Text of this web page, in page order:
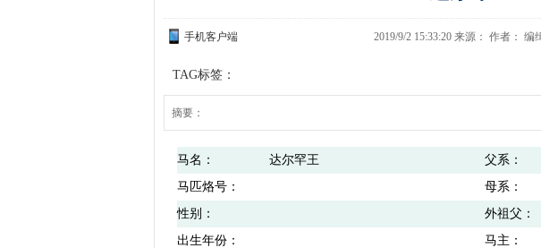
手机客户端 2019/9/2 15:33:20 来源： 作者： 编
TAG标签：
摘要：
马名： 达尔罕王
父系：
马匹烙号：
母系：
性别：
外祖父：
出生年份：
马主：